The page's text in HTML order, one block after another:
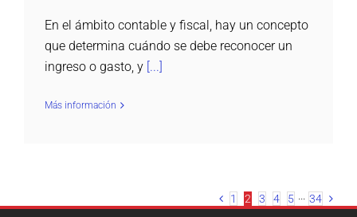
En el ámbito contable y fiscal, hay un concepto
que determina cuándo se debe reconocer un
ingreso o gasto, y [...]
Más información
1 2 3 4 5 ··· 34